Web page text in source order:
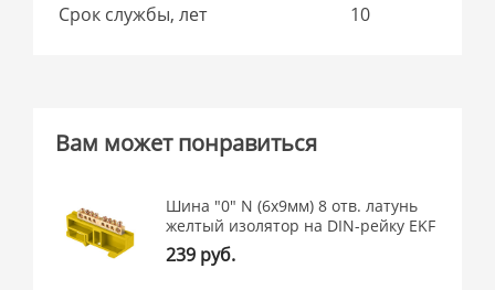
Срок службы, лет
10
Вам может понравиться
Шина "0" N (6x9мм) 8 отв. латунь
желтый изолятор на DIN-рейку EKF
239 руб.